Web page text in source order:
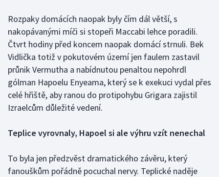
Vodní slalom
Volejbal
Ostatní
Rozpaky domácích naopak byly čím dál větší, s
nakopávanými míči si stopeři Maccabi lehce poradili.
Čtvrt hodiny před koncem naopak domácí strnuli. Bek
Vidlička totiž v pokutovém území jen faulem zastavil
průnik Vermutha a nabídnutou penaltou nepohrdl
gólman Hapoelu Enyeama, který se k exekuci vydal přes
celé hřiště, aby ranou do protipohybu Grigara zajistil
Izraelcům důležité vedení.
Teplice vyrovnaly, Hapoel si ale výhru vzít nenechal
To byla jen předzvěst dramatického závěru, který
fanouškům pořádně pocuchal nervy. Teplické naděje